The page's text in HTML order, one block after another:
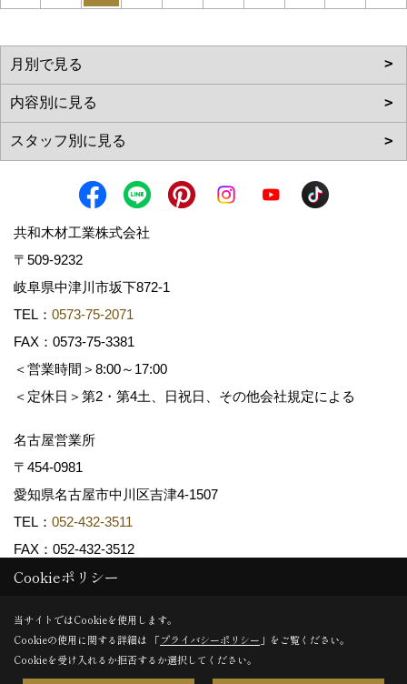
共和木材工業株式会社
〒509-9232
岐阜県中津川市坂下872‐1
TEL： 0573-75-2071
FAX：0573-75-3381
＜営業時間＞8:00～17:00
＜定休日＞第2・第4土、日祝日、その他会社規定による
名古屋営業所
〒454-0981
愛知県名古屋市中川区吉津4-1507
TEL： 052-432-3511
FAX：052-432-3512
Copyright (c) 共和木材工業株式会社. All Rights Reserved.
Produced byゴデスクリエイト
Cookieポリシー
当サイトではCookieを使用します。
Cookieの使用に関する詳細は 「プライバシーポリシー 」をご覧ください。
Cookieを受け入れるか拒否するか選択してください。